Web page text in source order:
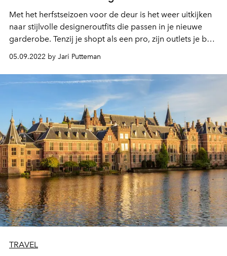
Met het herfstseizoen voor de deur is het weer uitkijken
naar stijlvolle designeroutfits die passen in je nieuwe
garderobe. Tenzij je shopt als een pro, zijn outlets je best
scoren. Hier zijn de favoriete luxe fashion outlets in
België en Nederland van L'OFFICIEL.
05.09.2022 by Jari Putteman
TRAVEL